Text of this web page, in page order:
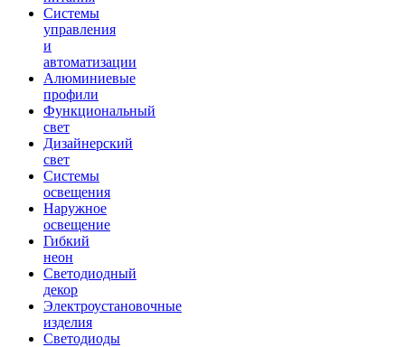
Системы
управления
и
автоматизации
Алюминиевые
профили
Функциональный
свет
Дизайнерский
свет
Системы
освещения
Наружное
освещение
Гибкий
неон
Светодиодный
декор
Электроустановочные
изделия
Светодиоды